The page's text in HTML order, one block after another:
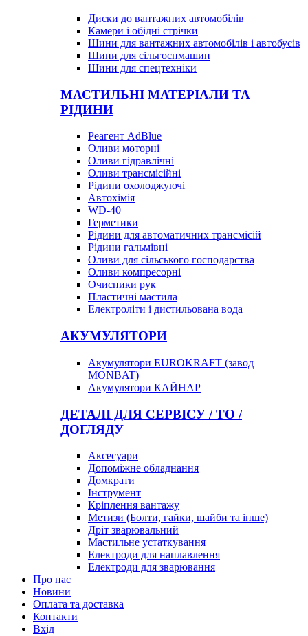
Диски до вантажних автомобілів
Камери і обідні стрічки
Шини для вантажних автомобілів і автобусів
Шини для сільгоспмашин
Шини для спецтехніки
МАСТИЛЬНІ МАТЕРІАЛИ ТА
РІДИНИ
Реагент AdBlue
Оливи моторні
Оливи гідравлічні
Оливи трансмісійні
Рідини охолоджуючі
Автохімія
WD-40
Герметики
Рідини для автоматичних трансмісій
Рідини гальмівні
Оливи для сільського господарства
Оливи компресорні
Очисники рук
Пластичні мастила
Електроліти і дистильована вода
АКУМУЛЯТОРИ
Акумулятори EUROKRAFT (завод
MONBAT)
Акумулятори КАЙНАР
ДЕТАЛІ ДЛЯ СЕРВІСУ / ТО /
ДОГЛЯДУ
Аксесуари
Допоміжне обладнання
Домкрати
Інструмент
Кріплення вантажу
Метизи (Болти, гайки, шайби та інше)
Дріт зварювальний
Мастильне устаткування
Електроди для наплавлення
Електроди для зварювання
Про нас
Новини
Оплата та доставка
Контакти
Вхiд